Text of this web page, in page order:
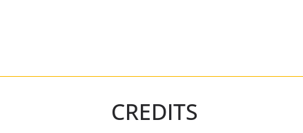
CREDITS